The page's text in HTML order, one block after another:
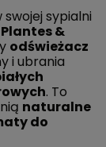
sypialni
Plantes &
odświeżacz
i ubrania
. To
naturalne
do